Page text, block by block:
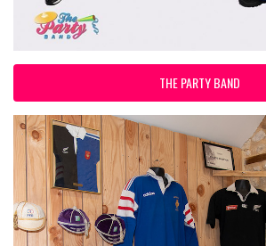
THE PARTY BAND